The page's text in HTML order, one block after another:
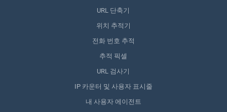
URL 단축기
위치 추적기
전화 번호 추적
추적 픽셀
URL 검사기
IP 카운터 및 사용자 표시줄
내 사용자 에이전트